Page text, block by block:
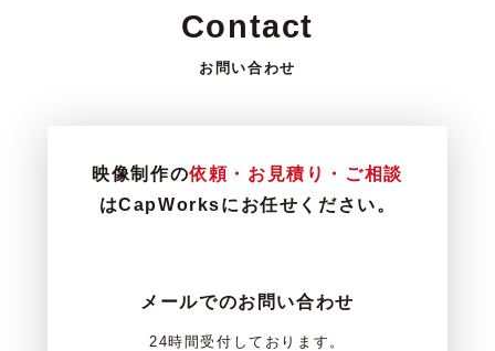
Contact
お問い合わせ
映像制作の依頼・お見積り・ご相談
はCapWorksにお任せください。
メールでのお問い合わせ
24時間受付しております。